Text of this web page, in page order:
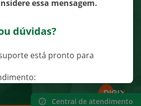
o Cheff Escolar
Central de atendimento
essa mensagem.
dúvidas?
está pronto para
07h30